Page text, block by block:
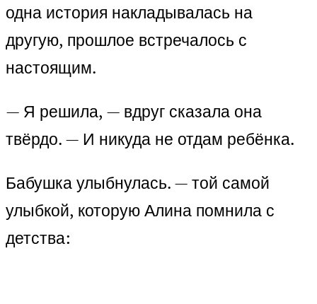
одна история накладывалась на
другую, прошлое встречалось с
настоящим.
— Я решила, — вдруг сказала она
твёрдо. — И никуда не отдам ребёнка.
Бабушка улыбнулась. — той самой
улыбкой, которую Алина помнила с
детства: